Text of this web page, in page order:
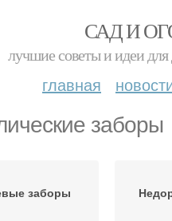
САД И
лучшие советы и идеи для
главная
заборы
заборы